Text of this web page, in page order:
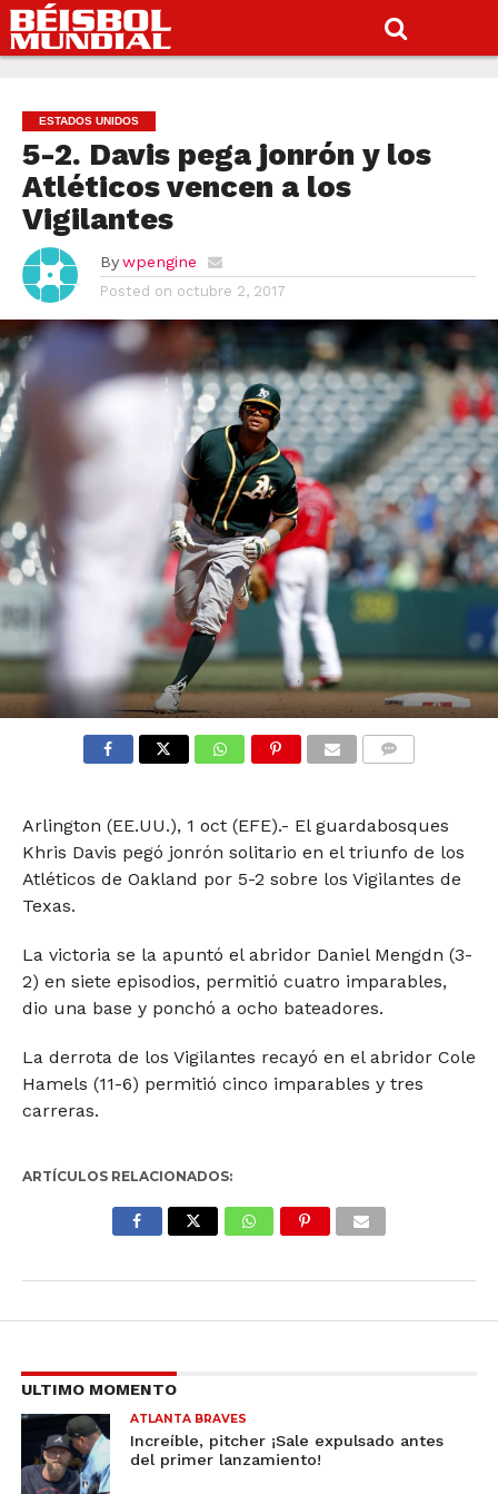
ESTADOS UNIDOS
5-2. Davis pega jonrón y los
Atléticos vencen a los
Vigilantes
By wpengine
Posted on octubre 2, 2017
Arlington (EE.UU.), 1 oct (EFE).- El guardabosques
Khris Davis pegó jonrón solitario en el triunfo de los
Atléticos de Oakland por 5-2 sobre los Vigilantes de
Texas.
La victoria se la apuntó el abridor Daniel Mengdn (3-
2) en siete episodios, permitió cuatro imparables,
dio una base y ponchó a ocho bateadores.
La derrota de los Vigilantes recayó en el abridor Cole
Hamels (11-6) permitió cinco imparables y tres
carreras.
ARTÍCULOS RELACIONADOS:
ULTIMO MOMENTO
ATLANTA BRAVES
Increíble, pitcher ¡Sale expulsado antes
del primer lanzamiento!